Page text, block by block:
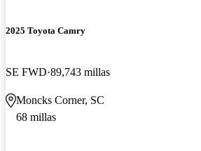
2025 Toyota Camry
SE FWD 89,743 millas
Moncks Corner, SC
68 millas